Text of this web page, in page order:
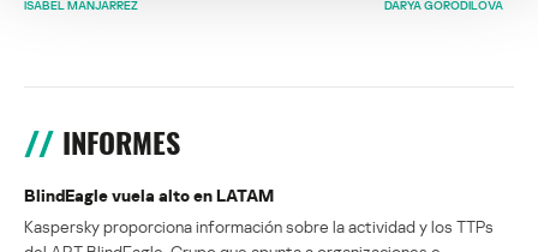
ISABEL MANJARREZ
DARYA GORODILOVA
INFORMES
BlindEagle vuela alto en LATAM
Kaspersky proporciona información sobre la actividad y los TTPs